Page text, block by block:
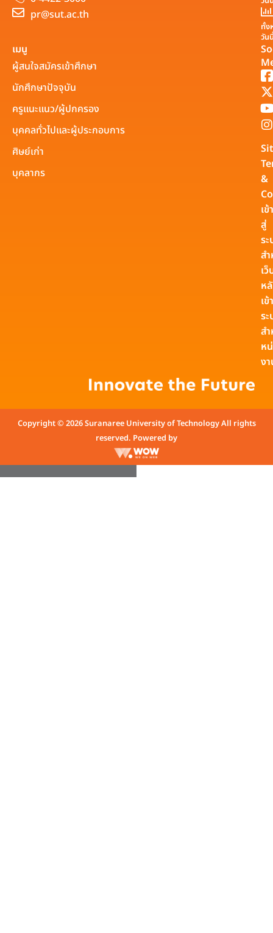
pr@sut.ac.th
ทั้ง
วัน
เมนู
ผู้สนใจสมัครเข้าศึกษา
นักศึกษาปัจจุบัน
ครูแนะแนว/ผู้ปกครอง
บุคคลทั่วไปและผู้ประกอบการ
ศิษย์เก่า
บุคลากร
&
เข้า
สู่
ร
ส
เ
ห
เข้
ร
ส
ห
ง
Copyright © 2026 Suranaree University of Technology All rights
reserved. Powered by